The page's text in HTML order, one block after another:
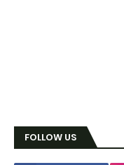
FOLLOW US